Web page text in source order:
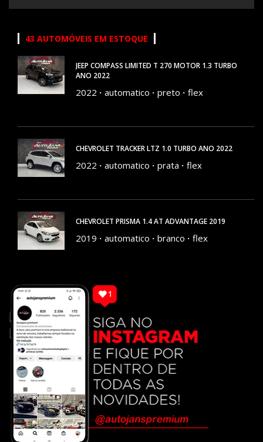
43 AUTOMÓVEIS EM ESTOQUE
JEEP COMPASS LIMITED T 270 MOTOR 1.3 TURBO
ANO 2022
2022 automatico preto flex
CHEVROLET TRACKER LTZ 1.0 TURBO ANO 2022
2022 automatico prata flex
CHEVROLET PRISMA 1.4 AT ADVANTAGE 2019
2019 automatico branco flex